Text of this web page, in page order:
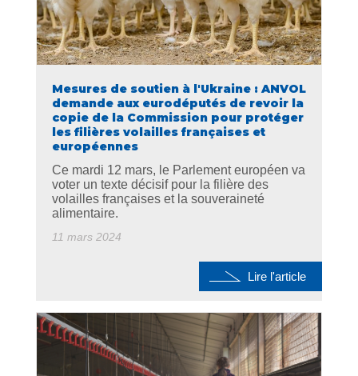
Mesures de soutien à l'Ukraine : ANVOL
demande aux eurodéputés de revoir la
copie de la Commission pour protéger
les filières volailles françaises et
européennes
Ce mardi 12 mars, le Parlement européen va
voter un texte décisif pour la filière des
volailles françaises et la souveraineté
alimentaire.
11 mars 2024
Lire l'article